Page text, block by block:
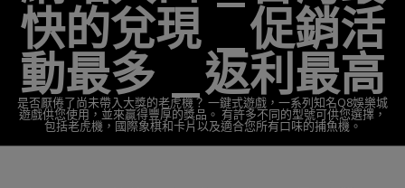
快的兌現 _促銷活
動最多 _返利最高
是否厭倦了尚未帶入大獎的老虎機？ 一鍵式遊戲，一系列知名Q8娛樂城
遊戲供您使用，並來贏得豐厚的獎品。 有許多不同的型號可供您選擇，
包括老虎機，國際象棋和卡片以及適合您所有口味的捕魚機。